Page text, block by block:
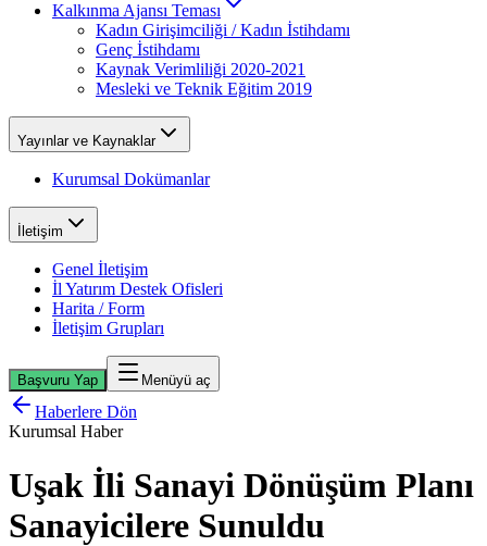
Kalkınma Ajansı Teması
Kadın Girişimciliği / Kadın İstihdamı
Genç İstihdamı
Kaynak Verimliliği 2020-2021
Mesleki ve Teknik Eğitim 2019
Yayınlar ve Kaynaklar
Kurumsal Dokümanlar
İletişim
Genel İletişim
İl Yatırım Destek Ofisleri
Harita / Form
İletişim Grupları
Başvuru Yap Menüyü aç
Haberlere Dön
Kurumsal Haber
Uşak İli Sanayi Dönüşüm Planı
Sanayicilere Sunuldu